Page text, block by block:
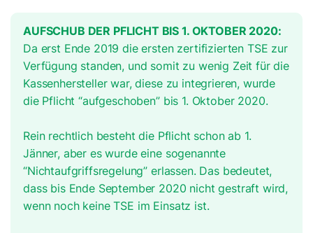
AUFSCHUB DER PFLICHT BIS 1. OKTOBER 2020:
Da erst Ende 2019 die ersten zertifizierten TSE zur
Verfügung standen, und somit zu wenig Zeit für die
Kassenhersteller war, diese zu integrieren, wurde
die Pflicht “aufgeschoben” bis 1. Oktober 2020.
Rein rechtlich besteht die Pflicht schon ab 1.
Jänner, aber es wurde eine sogenannte
“Nichtaufgriffsregelung” erlassen. Das bedeutet,
dass bis Ende September 2020 nicht gestraft wird,
wenn noch keine TSE im Einsatz ist.